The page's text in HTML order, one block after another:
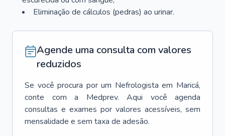
Eliminação de cálculos (pedras) ao urinar.
Agende uma consulta com valores
reduzidos
Se você procura por um Nefrologista em Maricá,
conte com a Medprev. Aqui você agenda
consultas e exames por valores acessíveis, sem
mensalidade e sem taxa de adesão.